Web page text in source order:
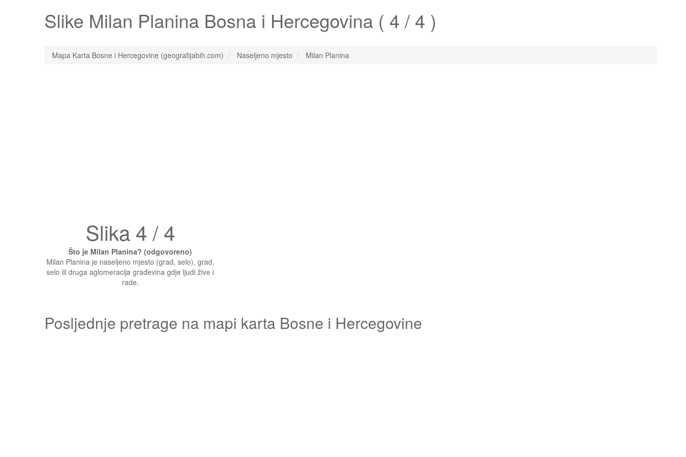
Slike Milan Planina Bosna i Hercegovina ( 4 / 4 )
Mapa Karta Bosne i Hercegovine (geografijabih.com) Naseljeno mjesto Milan Planina
Slika 4 / 4
Što je Milan Planina? (odgovoreno)
Milan Planina je naseljeno mjesto (grad, selo), grad,
selo ili druga aglomeracija građevina gdje ljudi žive i
rade.
Posljednje pretrage na mapi karta Bosne i Hercegovine